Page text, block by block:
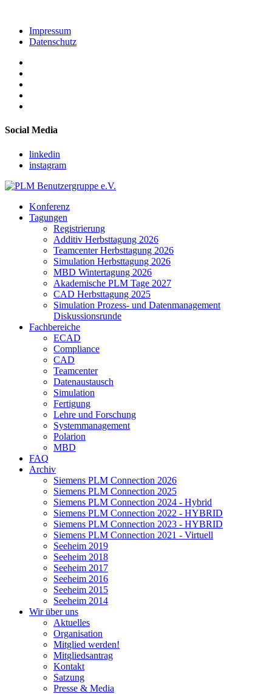
Impressum
Datenschutz
Social Media
linkedin
instagram
Konferenz
Tagungen
Registrierung
Additiv Herbsttagung 2026
Teamcenter Herbsttagung 2026
Simulation Herbsttagung 2026
MBD Wintertagung 2026
Akademische PLM Tage 2027
CAD Herbsttagung 2025
Simulation Prozess- und Datenmanagement
Diskussionsrunde
Fachbereiche
ECAD
Compliance
CAD
Teamcenter
Datenaustausch
Simulation
Fertigung
Lehre und Forschung
Systemmanagement
Polarion
MBD
FAQ
Archiv
Siemens PLM Connection 2026
Siemens PLM Connection 2025
Siemens PLM Connection 2024 - Hybrid
Siemens PLM Connection 2022 - HYBRID
Siemens PLM Connection 2023 - HYBRID
Siemens PLM Connection 2021 - Virtuell
Seeheim 2019
Seeheim 2018
Seeheim 2017
Seeheim 2016
Seeheim 2015
Seeheim 2014
Wir über uns
Aktuelles
Organisation
Mitglied werden!
Mitgliedsantrag
Kontakt
Satzung
Presse & Media